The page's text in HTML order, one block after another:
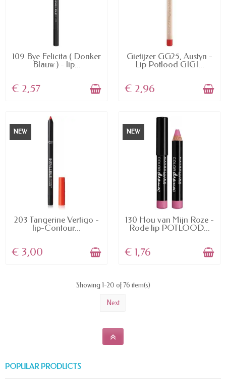
AVAILABLE
109 Bye Felicita ( Donker
Blauw ) - lip...
€ 2,57
AVAILABLE
Gietijzer GG25, Austyn -
Lip Potlood GIGI...
€ 2,96
NEW
AVAILABLE
203 Tangerine Vertigo -
lip-Contour...
€ 3,00
NEW
AVAILABLE
130 Hou van Mijn Roze -
Rode lip POTLOOD...
€ 1,76
Showing 1-20 of 76 item(s)
Next
POPULAR PRODUCTS